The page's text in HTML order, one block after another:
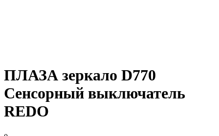
ПЛАЗА зеркало D770
Сенсорный выключатель
REDO